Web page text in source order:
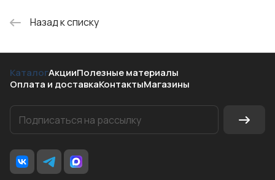
Назад к списку
КаталогАкцииПолезные материалы
Оплата и доставкаКонтактыМагазины